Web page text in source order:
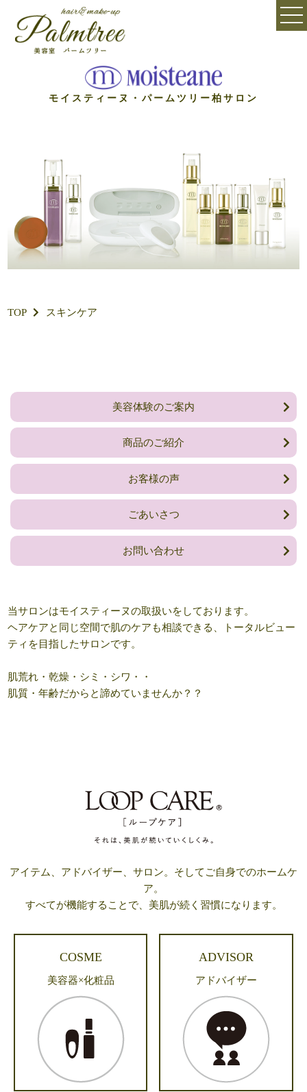
モイスティーヌ・パームツリー柏サロン
TOP スキンケア
美容体験のご案内
商品のご紹介
お客様の声
ごあいさつ
お問い合わせ
当サロンはモイスティーヌの取扱いをしております。
ヘアケアと同じ空間で肌のケアも相談できる、トータルビュー
ティを目指したサロンです。
肌荒れ・乾燥・シミ・シワ・・
肌質・年齢だからと諦めていませんか？？
アイテム、アドバイザー、サロン。そしてご自身でのホームケ
ア。
すべてが機能することで、美肌が続く習慣になります。
COSME
美容器×化粧品
ADVISOR
アドバイザー